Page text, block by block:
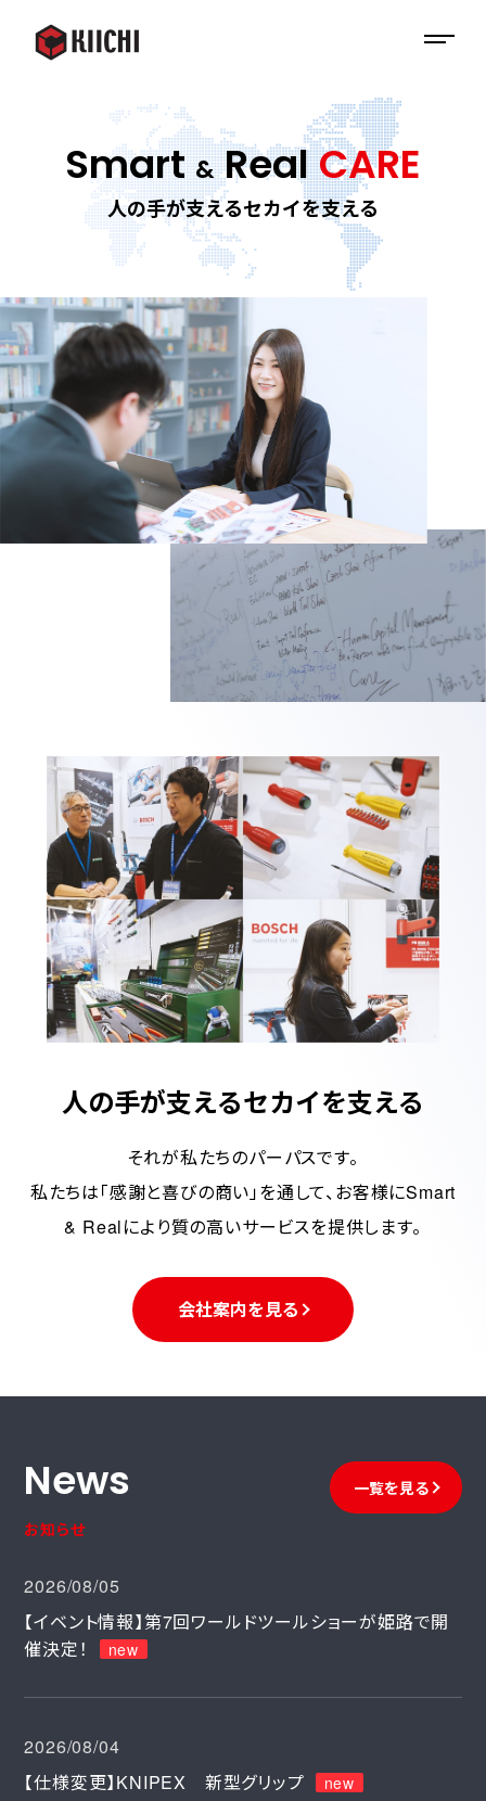
Smart&RealCARE
人の手が支えるセカイを支える
人の手が支えるセカイを支える
それが私たちのパーパスです。
私たちは「感謝と喜びの商い」を通して、お客様にSmart
& Realにより質の高いサービスを提供します。
会社案内を見る
News
お知らせ
一覧を見る
2026/08/05
【イベント情報】第7回ワールドツールショーが姫路で開
催決定！
new
2026/08/04
【仕様変更】KNIPEX 新型グリップ
new